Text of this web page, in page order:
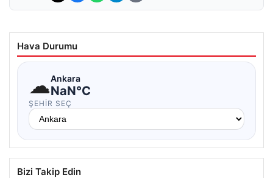
Hava Durumu
☁Ankara
NaN°C
ŞEHIR SEÇ
Bizi Takip Edin